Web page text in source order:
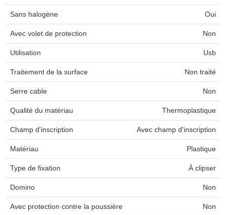
Sans halogène Oui
Avec volet de protection Non
Utilisation Usb
Traitement de la surface Non traité
Serre cable Non
Qualité du matériau Thermoplastique
Champ d'inscription Avec champ d'inscription
Matériau Plastique
Type de fixation À clipser
Domino Non
Avec protection contre la poussière Non